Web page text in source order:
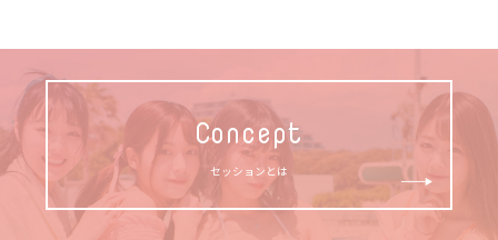
Concept
セッションとは